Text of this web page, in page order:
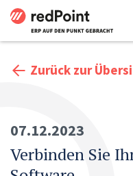
Zurück zur
07.12.2023
Verbinden Sie